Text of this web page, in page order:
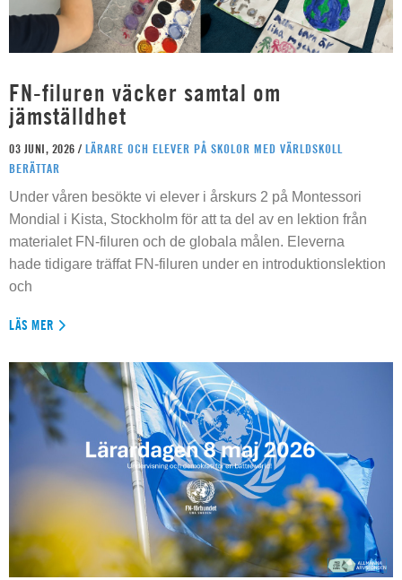
FN-filuren väcker samtal om
jämställdhet
03 JUNI, 2026 / LÄRARE OCH ELEVER PÅ SKOLOR MED VÄRLDSKOLL
BERÄTTAR
Under våren besökte vi elever i årskurs 2 på Montessori
Mondial i Kista, Stockholm för att ta del av en lektion från
materialet FN-filuren och de globala målen. Eleverna
hade tidigare träffat FN-filuren under en introduktionslektion
och
LÄS MER